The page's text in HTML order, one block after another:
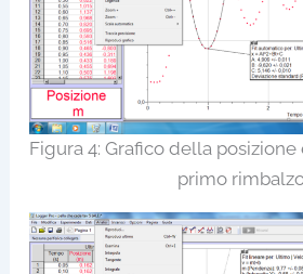
Figura 4: Grafico della
primo